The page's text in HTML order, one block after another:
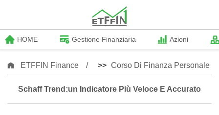
HOME Gestione Finanziaria Azioni
ETFFIN Finance >> Corso Di Finanza Personale
Schaff Trend:un Indicatore Più Veloce E Accurato